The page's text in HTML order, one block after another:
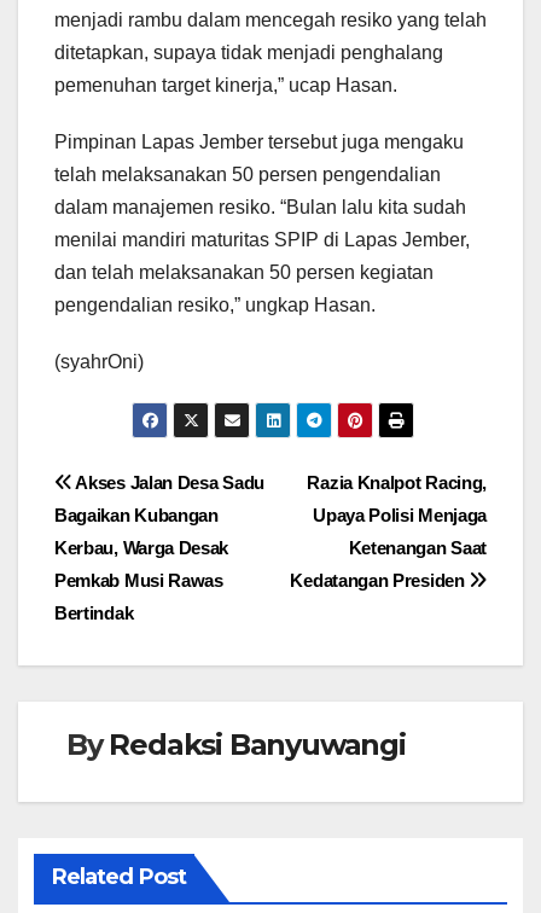
menjadi rambu dalam mencegah resiko yang telah
ditetapkan, supaya tidak menjadi penghalang
pemenuhan target kinerja,” ucap Hasan.
Pimpinan Lapas Jember tersebut juga mengaku
telah melaksanakan 50 persen pengendalian
dalam manajemen resiko. “Bulan lalu kita sudah
menilai mandiri maturitas SPIP di Lapas Jember,
dan telah melaksanakan 50 persen kegiatan
pengendalian resiko,” ungkap Hasan.
(syahrOni)
Navigasi
pos
Razia Knalpot Racing,
Upaya Polisi Menjaga
Ketenangan Saat
Kedatangan Presiden
Akses Jalan Desa Sadu
Bagaikan Kubangan
Kerbau, Warga Desak
Pemkab Musi Rawas
Bertindak
ByRedaksi Banyuwangi
Related Post